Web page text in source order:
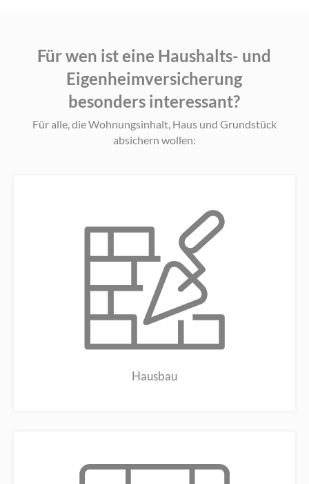
Für wen ist eine Haushalts- und
Eigenheimversicherung
besonders interessant?
Für alle, die Wohnungsinhalt, Haus und Grundstück
absichern wollen:
Hausbau